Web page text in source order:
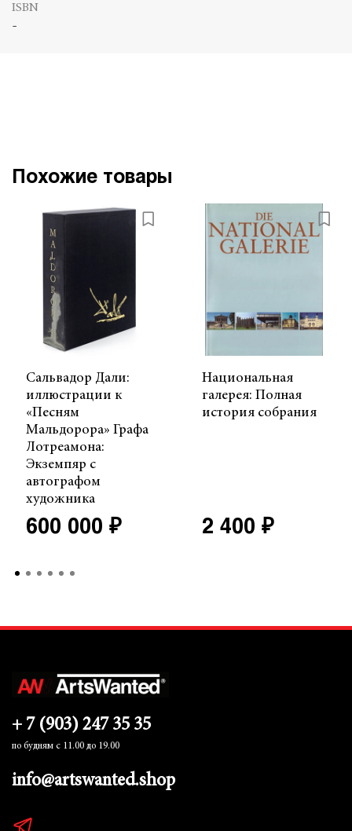
ISBN
-
Похожие товары
Сальвадор Дали:
иллюстрации к
«Песням
Мальдорора» Графа
Лотреамона:
Экземпяр с
автографом
художника
600 000 ₽
Национальная
галерея: Полная
история собрания
2 400 ₽
+ 7 (903) 247 35 35
по будням с 11.00 до 19.00
info@artswanted.shop